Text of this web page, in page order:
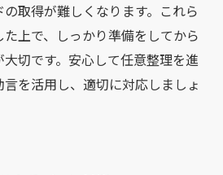
取得が難しくなります。これら
上で、しっかり準備をしてから
切です。安心して任意整理を進
を活用し、適切に対応しましょ